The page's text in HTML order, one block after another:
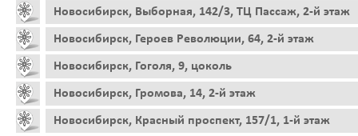
Новосибирск, Выборная, 142/3, ТЦ Пассаж, 2-й этаж
Новосибирск, Героев Революции, 64, 2-й этаж
Новосибирск, Гоголя, 9, цоколь
Новосибирск, Громова, 14, 2-й этаж
Новосибирск, Красный проспект, 157/1, 1-й этаж